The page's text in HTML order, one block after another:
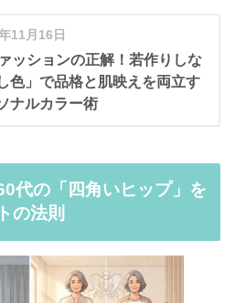
11月16日
ッションの正解！若作りしな
色」で品格と肌映えを両立す
ナルカラー術
代の「四角いヒップ」を
の法則